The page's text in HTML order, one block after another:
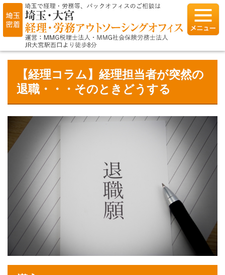
【経理コラム】経理担当者が突然の
退職・・・そのときどうする